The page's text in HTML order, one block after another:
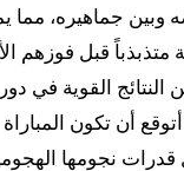
جماهيره، مما
متذبذباً قبل
يضم لاعبين أصحاب خبرة كبيرة في البطولات الكبرى،
أن تكون المباراة
نجومها